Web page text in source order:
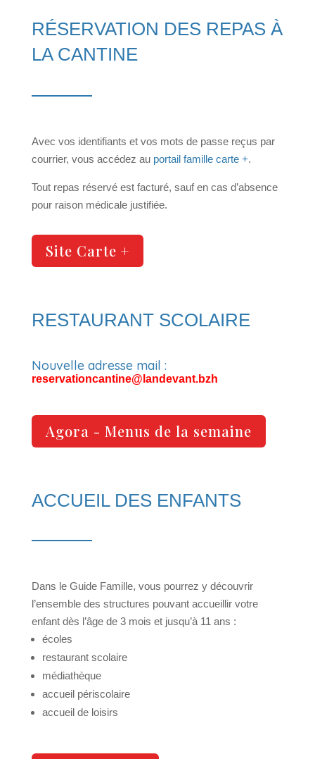
RÉSERVATION DES REPAS À
LA CANTINE
Avec vos identifiants et vos mots de passe reçus par
courrier, vous accédez au portail famille carte +.
Tout repas réservé est facturé, sauf en cas d’absence
pour raison médicale justifiée.
Site Carte +
RESTAURANT SCOLAIRE
Nouvelle adresse mail :
reservationcantine@landevant.bzh
Agora - Menus de la semaine
ACCUEIL DES ENFANTS
Dans le Guide Famille, vous pourrez y découvrir
l’ensemble des structures pouvant accueillir votre
enfant dès l’âge de 3 mois et jusqu’à 11 ans :
écoles
restaurant scolaire
médiathèque
accueil périscolaire
accueil de loisirs